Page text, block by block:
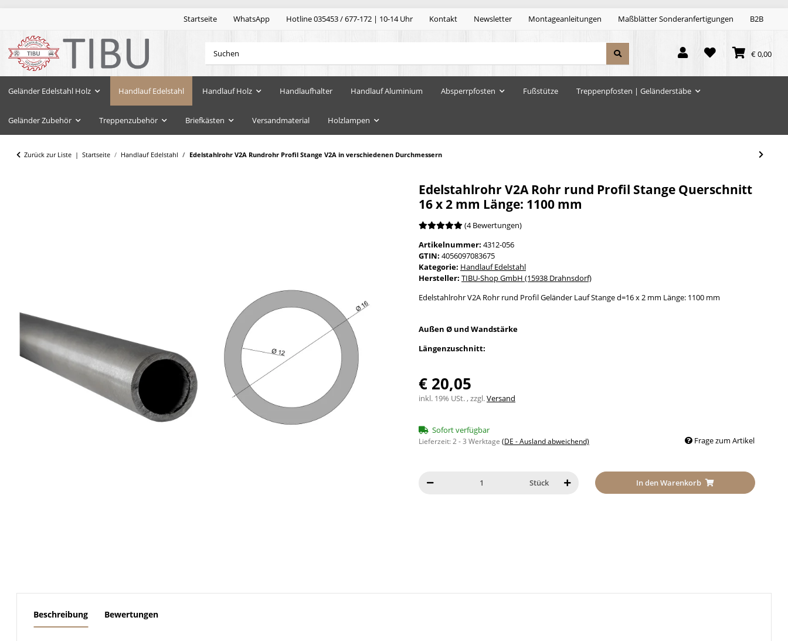
Startseite WhatsApp Hotline 035453 / 677-172 | 10-14 Uhr Kontakt Newsletter Montageanleitungen Maßblätter Sonderanfertigungen B2B
€ 0,00
Geländer Edelstahl Holz Handlauf Edelstahl Handlauf Holz Handlaufhalter Handlauf Aluminium Absperrpfosten Fußstütze Treppenpfosten | Geländerstäbe
Geländer Zubehör Treppenzubehör Briefkästen Versandmaterial Holzlampen
Zurück zur Liste Startseite Handlauf Edelstahl Edelstahlrohr V2A Rundrohr Profil Stange V2A in verschiedenen Durchmessern
Edelstahlrohr V2A Rohr rund Profil Stange Querschnitt
16 x 2 mm Länge: 1100 mm
(4 Bewertungen)
Artikelnummer: 4312-056
GTIN: 4056097083675
Kategorie: Handlauf Edelstahl
Hersteller: TIBU-Shop GmbH (15938 Drahnsdorf)
Edelstahlrohr V2A Rohr rund Profil Geländer Lauf Stange d=16 x 2 mm Länge: 1100 mm
Außen Ø und Wandstärke
Längenzuschnitt:
€ 20,05
inkl. 19% USt. , zzgl.Versand
Sofort verfügbar
Lieferzeit:2 - 3 Werktage (DE - Ausland abweichend) Frage zum Artikel
Stück In den Warenkorb
Beschreibung Bewertungen